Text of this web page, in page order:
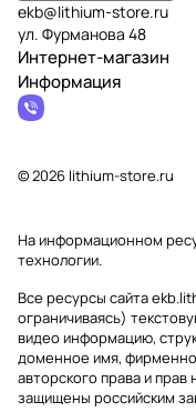
ekb@lithium-store.ru
ул. Фурманова 48
Интернет-магазин
Информация
© 2026 lithium-store.ru
На информационном
технологии.
Все ресурсы сайта
ограничиваясь)
видео информацию,
доменное имя,
авторского права и
защищены российским